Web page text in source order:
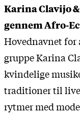
Karina Clavijo
gennem Afro-
Hovednavnet for
gruppe Karina
kvindelige
traditioner til
rytmer med